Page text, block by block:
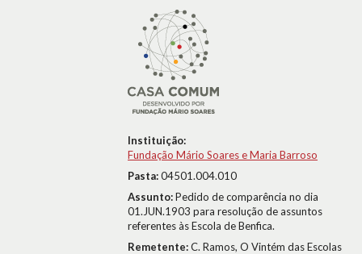
Instituição:
Fundação Mário Soares e Maria Barroso
Pasta:04501.004.010
Assunto:Pedido de comparência no dia
01.JUN.1903 para resolução de assuntos
referentes às Escola de Benfica.
Remetente:C. Ramos, O Vintém das Escolas